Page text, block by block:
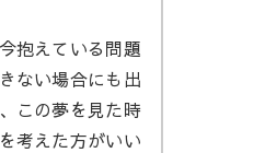
抱えている問題
ない場合にも出
この夢を見た時
考えた方がいい